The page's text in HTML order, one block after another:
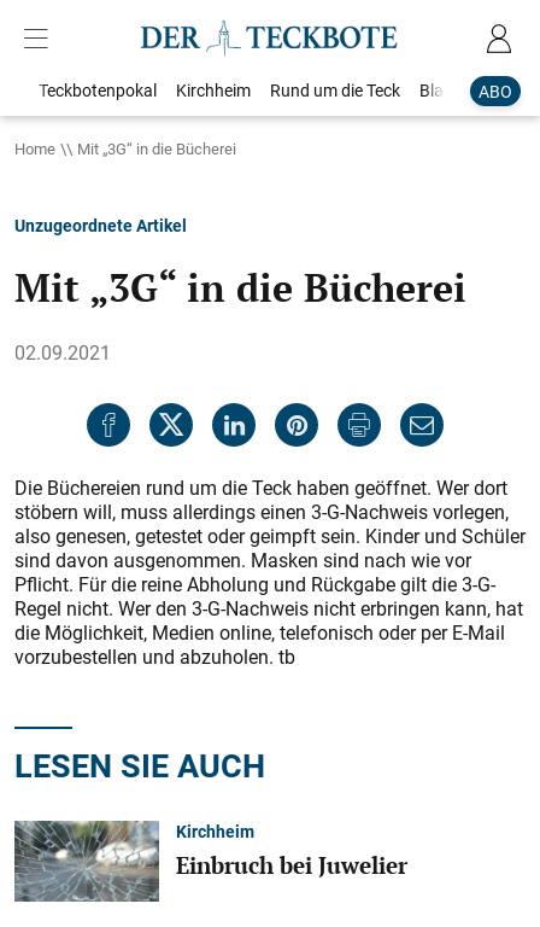
ABO
Teckbotenpokal Kirchheim Rund um die Teck Blaulicht
Home Mit „3G“ in die Bücherei
Unzugeordnete Artikel
Mit „3G“ in die Bücherei
02.09.2021
Die Büchereien rund um die Teck haben geöffnet. Wer dort
stöbern will, muss allerdings einen 3-G-Nachweis vorlegen,
also genesen, getestet oder geimpft sein. Kinder und Schüler
sind davon ausgenommen. Masken sind nach wie vor
Pflicht. Für die reine Abholung und Rückgabe gilt die 3-G-
Regel nicht. Wer den 3-G-Nachweis nicht erbringen kann, hat
die Möglichkeit, Medien online, telefonisch oder per E-Mail
vorzubestellen und abzuholen. tb
LESEN SIE AUCH
Kirchheim
Einbruch bei Juwelier